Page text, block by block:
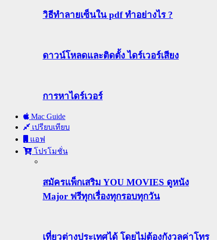
วิธีทําลายเซ็นใน pdf ทำอย่างไร ?
ดาวน์โหลดและติดตั้ง ไดร์เวอร์เสียง
การหาไดร์เวอร์
Mac Guide
เปรียบเทียบ
แอฟ
โปรโมชั่น
สมัครแพ็กเสริม YOU MOVIES ดูหนัง
Major ฟรีทุกเรื่องทุกรอบทุกวัน
เที่ยวต่างประเทศได้ โดยไม่ต้องกังวลค่าโทร